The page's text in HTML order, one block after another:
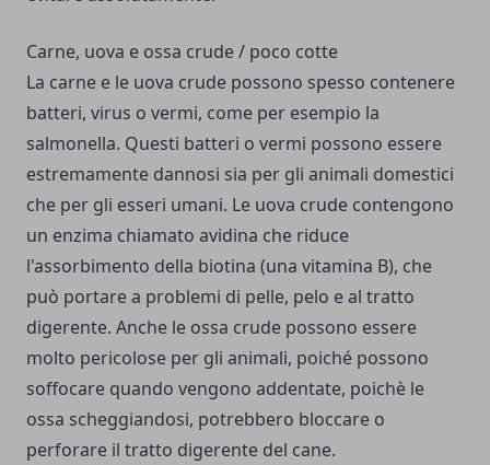
Carne, uova e ossa crude / poco cotte
La carne e le uova crude possono spesso contenere
batteri, virus o vermi, come per esempio la
salmonella. Questi batteri o vermi possono essere
estremamente dannosi sia per gli animali domestici
che per gli esseri umani. Le uova crude contengono
un enzima chiamato avidina che riduce
l'assorbimento della biotina (una vitamina B), che
può portare a problemi di pelle, pelo e al tratto
digerente. Anche le ossa crude possono essere
molto pericolose per gli animali, poiché possono
soffocare quando vengono addentate, poichè le
ossa scheggiandosi, potrebbero bloccare o
perforare il tratto digerente del cane.